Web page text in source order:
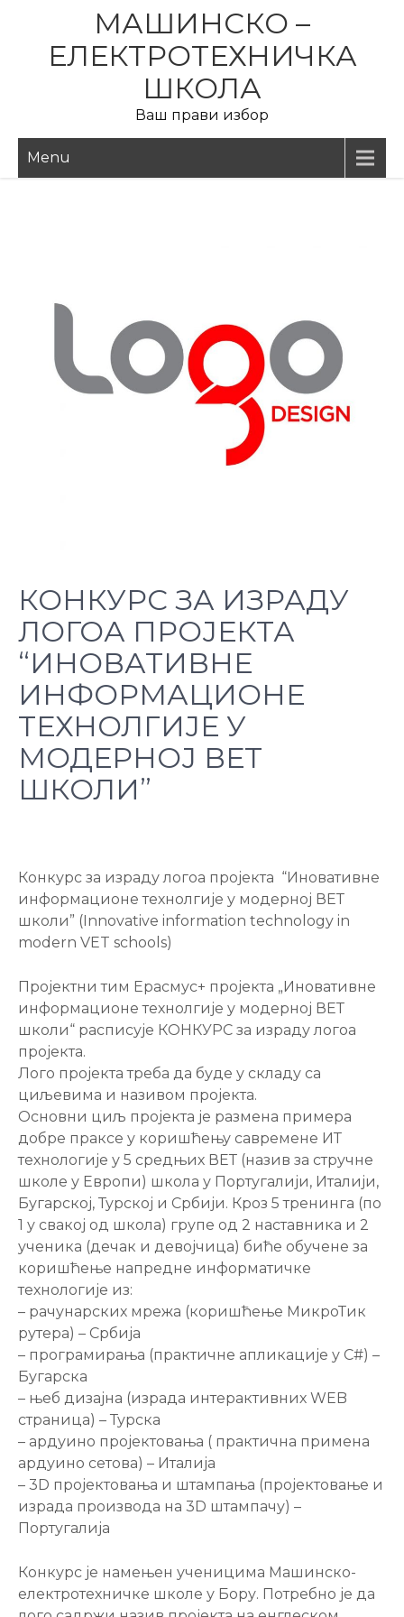
content
МАШИНСКО –
ЕЛЕКТРОТЕХНИЧКА
ШКОЛА
Ваш прави избор
Menu
КОНКУРС ЗА ИЗРАДУ
ЛОГОА ПРОЈЕКТА
“ИНОВАТИВНЕ
ИНФОРМАЦИОНЕ
ТЕХНОЛГИЈЕ У
МОДЕРНОЈ ВЕТ
ШКОЛИ”
Конкурс за израду логоа пројекта “Иновативне
информационе технолгије у модерној ВЕТ
школи” (Innovative information technology in
modern VET schools)
Пројектни тим Ерасмус+ пројекта „Иновативне
информационе технолгије у модерној ВЕТ
школи“ расписује КОНКУРС за израду логоа
пројекта.
Лого пројекта треба да буде у складу са
циљевима и називом пројекта.
Основни циљ пројекта је размена примера
добре праксе у коришћењу савремене ИТ
технологије у 5 средњих ВЕТ (назив за стручне
школе у Европи) школа у Португалији, Италији,
Бугарској, Турској и Србији. Кроз 5 тренинга (по
1 у свакој од школа) групе од 2 наставника и 2
ученика (дечак и девојчица) биће обучене за
коришћење напредне информатичке
технологије из:
– рачунарских мрежа (коришћење МикроТик
рутера) – Србија
– програмирања (практичне апликације у C#) –
Бугарска
– њеб дизајна (израда интерактивних WEB
страница) – Турска
– ардуино пројектовања ( практична примена
ардуино сетова) – Италија
– 3D пројектовања и штампања (пројектовање и
израда производа на 3D штампачу) –
Португалија
Конкурс је намењен ученицима Машинско-
електротехничке школе у Бору. Потребно је да